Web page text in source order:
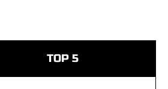
TOP 5